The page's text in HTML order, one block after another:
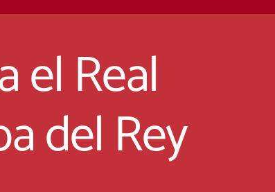
el Real
del Rey